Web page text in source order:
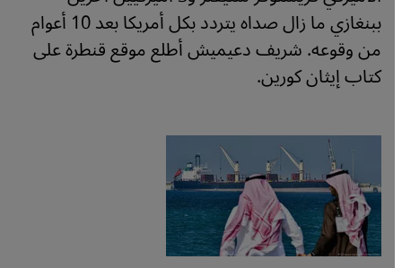
ببنغازي ما زال صداه يتردد بكل أمريكا بعد 10 أعوام
من وقوعه. شريف دعيميش أطلع موقع قنطرة على
كتاب إيثان كورين.